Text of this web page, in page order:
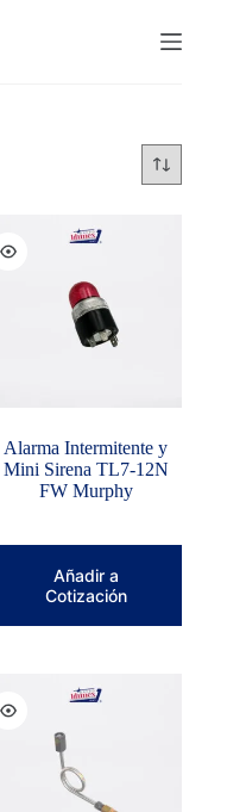
Alarma Intermitente y
Mini Sirena TL7-12N
FW Murphy
Añadir a
Cotización